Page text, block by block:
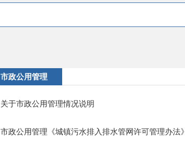
市政公用管理
关于市政公用管理情况说明
市政公用管理《城镇污水排入排水管网许可管理办法》